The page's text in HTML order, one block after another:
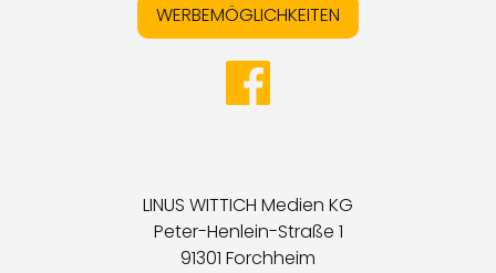
WERBEMÖGLICHKEITEN
LINUS WITTICH Medien KG
Peter-Henlein-Straße 1
91301 Forchheim